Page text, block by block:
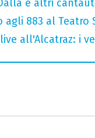
e altri
883 al Teatro
all'Alcatraz: i